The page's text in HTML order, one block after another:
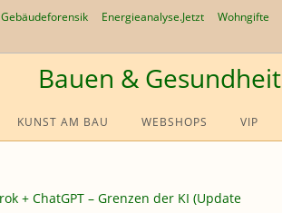
Gebäudeforensik Energieanalyse.Jetzt Wohngifte
Bauen & Gesundheit
KUNST AM BAU WEBSHOPS VIP